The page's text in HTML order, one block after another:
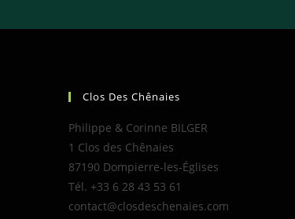
Clos Des Chênaies
Philippe & Corinne BILGER
1 Clos des Chênaies
87190 Dompierre-les-Églises
Tél. +33 6 28 43 53 61
contact@closdeschenaies.com